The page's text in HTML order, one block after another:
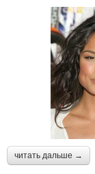
читать дальше →